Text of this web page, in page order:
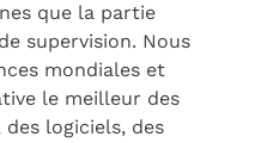
que la partie
supervision. Nous
mondiales et
le meilleur des
logiciels, des